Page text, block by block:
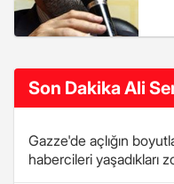
Son Dakika Ali
Gazze'de açlığın
habercileri yaşadıkları